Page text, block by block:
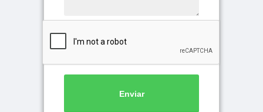
Enviar